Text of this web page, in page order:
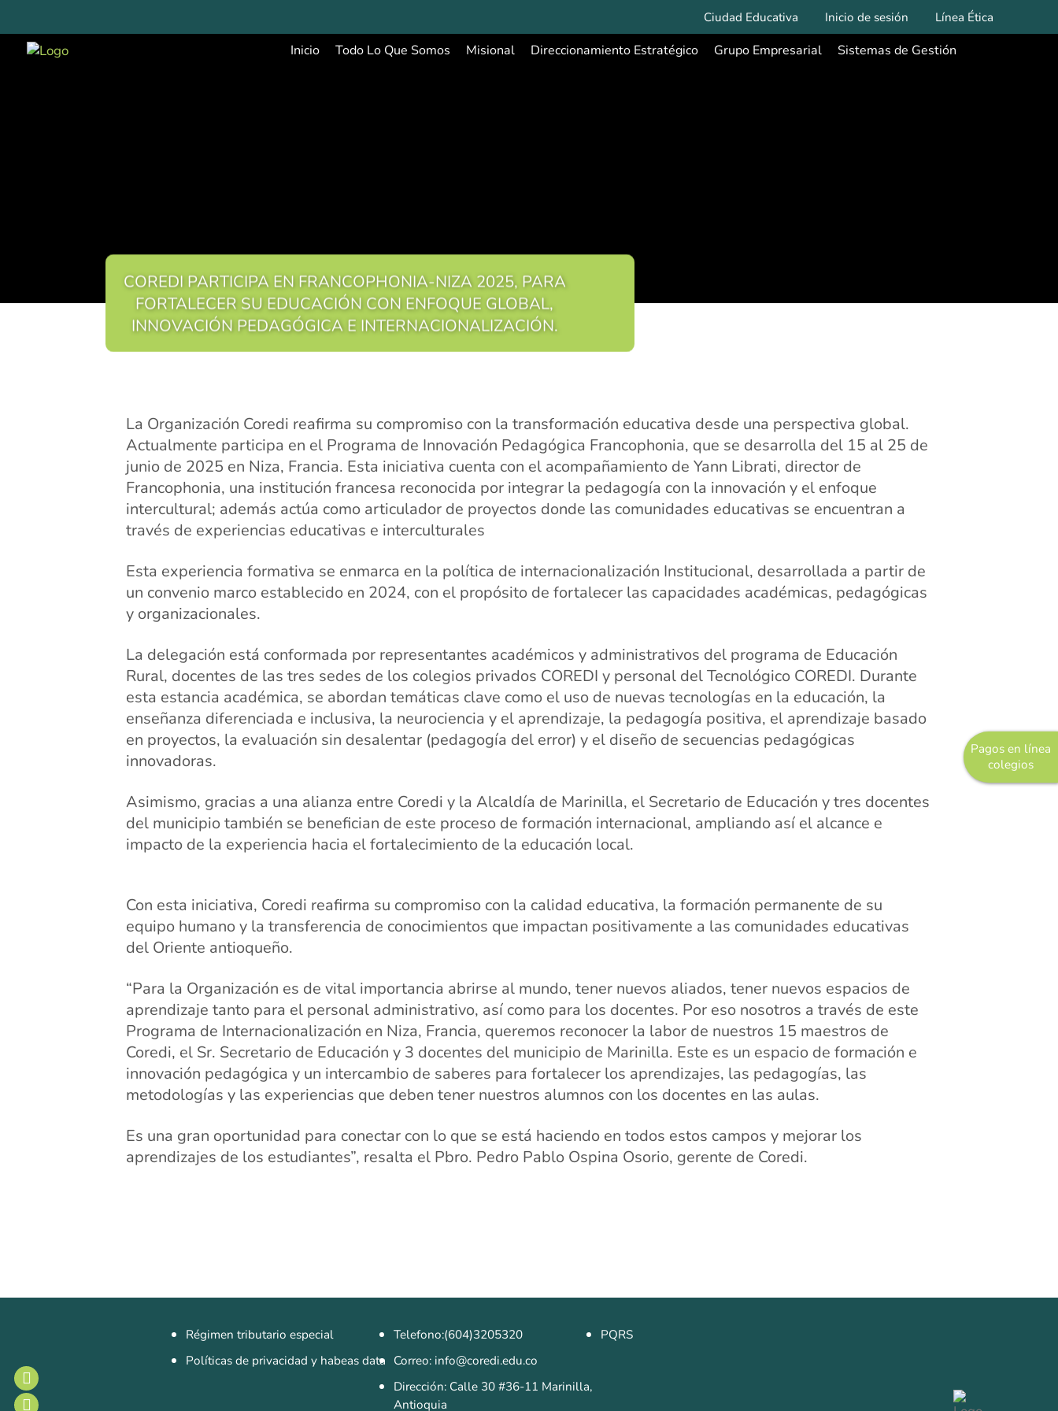
Pagos en línea
colegios
Ciudad Educativa Inicio de sesión Línea Ética
Inicio Todo Lo Que Somos Misional Direccionamiento Estratégico Grupo Empresarial Sistemas de Gestión
COREDI PARTICIPA EN FRANCOPHONIA-NIZA 2025, PARA
FORTALECER SU EDUCACIÓN CON ENFOQUE GLOBAL,
INNOVACIÓN PEDAGÓGICA E INTERNACIONALIZACIÓN.
La Organización Coredi reafirma su compromiso con la transformación educativa desde una perspectiva global.
Actualmente participa en el Programa de Innovación Pedagógica Francophonia, que se desarrolla del 15 al 25 de
junio de 2025 en Niza, Francia. Esta iniciativa cuenta con el acompañamiento de Yann Librati, director de
Francophonia, una institución francesa reconocida por integrar la pedagogía con la innovación y el enfoque
intercultural; además actúa como articulador de proyectos donde las comunidades educativas se encuentran a
través de experiencias educativas e interculturales
Esta experiencia formativa se enmarca en la política de internacionalización Institucional, desarrollada a partir de
un convenio marco establecido en 2024, con el propósito de fortalecer las capacidades académicas, pedagógicas
y organizacionales.
La delegación está conformada por representantes académicos y administrativos del programa de Educación
Rural, docentes de las tres sedes de los colegios privados COREDI y personal del Tecnológico COREDI. Durante
esta estancia académica, se abordan temáticas clave como el uso de nuevas tecnologías en la educación, la
enseñanza diferenciada e inclusiva, la neurociencia y el aprendizaje, la pedagogía positiva, el aprendizaje basado
en proyectos, la evaluación sin desalentar (pedagogía del error) y el diseño de secuencias pedagógicas
innovadoras.
Asimismo, gracias a una alianza entre Coredi y la Alcaldía de Marinilla, el Secretario de Educación y tres docentes
del municipio también se benefician de este proceso de formación internacional, ampliando así el alcance e
impacto de la experiencia hacia el fortalecimiento de la educación local.
Con esta iniciativa, Coredi reafirma su compromiso con la calidad educativa, la formación permanente de su
equipo humano y la transferencia de conocimientos que impactan positivamente a las comunidades educativas
del Oriente antioqueño.
“Para la Organización es de vital importancia abrirse al mundo, tener nuevos aliados, tener nuevos espacios de
aprendizaje tanto para el personal administrativo, así como para los docentes. Por eso nosotros a través de este
Programa de Internacionalización en Niza, Francia, queremos reconocer la labor de nuestros 15 maestros de
Coredi, el Sr. Secretario de Educación y 3 docentes del municipio de Marinilla. Este es un espacio de formación e
innovación pedagógica y un intercambio de saberes para fortalecer los aprendizajes, las pedagogías, las
metodologías y las experiencias que deben tener nuestros alumnos con los docentes en las aulas.
Es una gran oportunidad para conectar con lo que se está haciendo en todos estos campos y mejorar los
aprendizajes de los estudiantes”, resalta el Pbro. Pedro Pablo Ospina Osorio, gerente de Coredi.
Régimen tributario especial
Políticas de privacidad y habeas data
Telefono:(604)3205320
Correo: info@coredi.edu.co
Dirección: Calle 30 #36-11 Marinilla,
Antioquia
PQRS